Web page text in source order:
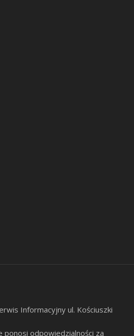
Informacyjny ul. Kościuszki
ponosi odpowiedzialności za